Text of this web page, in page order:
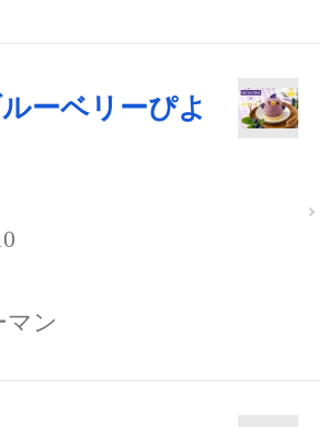
ーベリーぴよ
マン